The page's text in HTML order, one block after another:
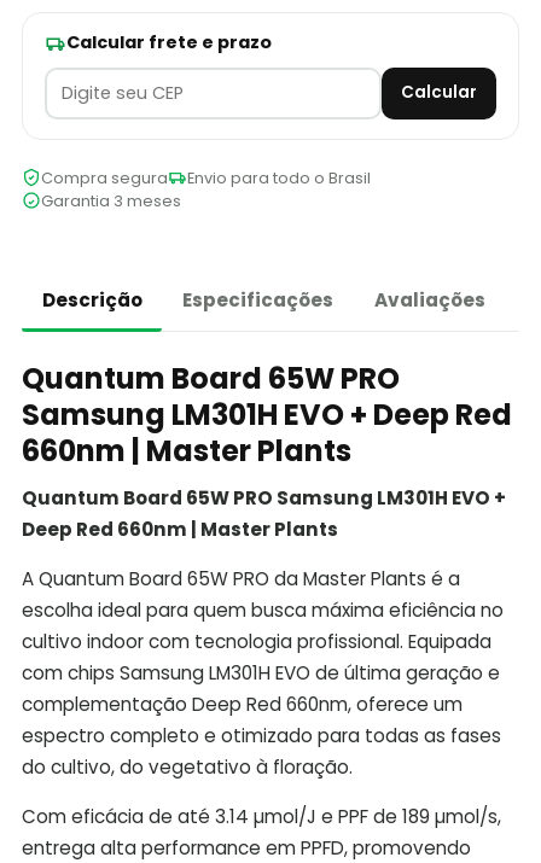
Calcular frete e prazo
Calcular
Compra segura
Envio para todo o Brasil
Garantia 3 meses
Descrição Especificações Avaliações
Quantum Board 65W PRO
Samsung LM301H EVO + Deep Red
660nm | Master Plants
Quantum Board 65W PRO Samsung LM301H EVO +
Deep Red 660nm | Master Plants
A Quantum Board 65W PRO daMaster Plants é a
escolha ideal para quem busca máxima eficiência no
cultivo indoor com tecnologia profissional. Equipada
com chips Samsung LM301H EVO de última geração e
complementação Deep Red 660nm, oferece um
espectro completo e otimizado para todas as fases
do cultivo, do vegetativo à floração.
Com eficácia de até 3.14 µmol/J e PPF de 189 µmol/s,
entrega alta performance em PPFD, promovendo